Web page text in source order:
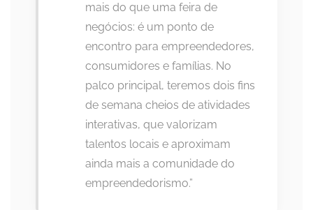
mais do que uma feira de
negócios: é um ponto de
encontro para empreendedores,
consumidores e famílias. No
palco principal, teremos dois fins
de semana cheios de atividades
interativas, que valorizam
talentos locais e aproximam
ainda mais a comunidade do
empreendedorismo.”